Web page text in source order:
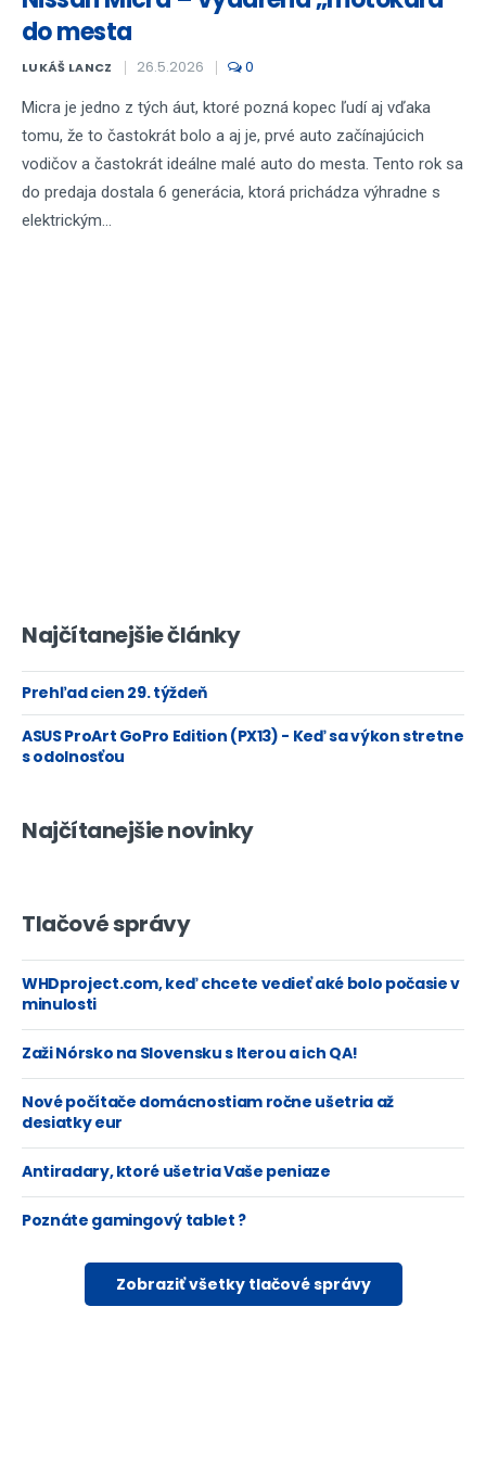
do mesta
LUKÁŠ LANCZ 26.5.2026 0
Micra je jedno z tých áut, ktoré pozná kopec ľudí aj vďaka
tomu, že to častokrát bolo a aj je, prvé auto začínajúcich
vodičov a častokrát ideálne malé auto do mesta. Tento rok sa
do predaja dostala 6 generácia, ktorá prichádza výhradne s
elektrickým...
Najčítanejšie články
Prehľad cien 29. týždeň
ASUS ProArt GoPro Edition (PX13) - Keď sa výkon stretne
s odolnosťou
Najčítanejšie novinky
Tlačové správy
WHDproject.com, keď chcete vedieť aké bolo počasie v
minulosti
Zaži Nórsko na Slovensku s Iterou a ich QA!
Nové počítače domácnostiam ročne ušetria až
desiatky eur
Antiradary, ktoré ušetria Vaše peniaze
Poznáte gamingový tablet ?
Zobraziť všetky tlačové správy